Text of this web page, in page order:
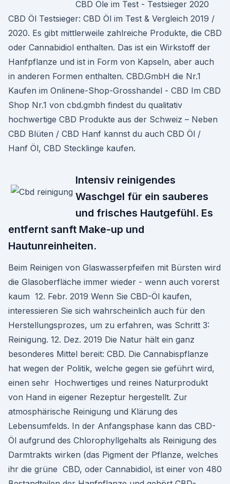
CBD Öle im Test - Testsieger 2020
CBD Öl Testsieger: CBD Öl im Test & Vergleich 2019 /
2020. Es gibt mittlerweile zahlreiche Produkte, die CBD
oder Cannabidiol enthalten. Das ist ein Wirkstoff der
Hanfpflanze und ist in Form von Kapseln, aber auch
in anderen Formen enthalten. CBD.GmbH die Nr.1
Kaufen im Onlinene-Shop-Grosshandel - CBD Im CBD
Shop Nr.1 von cbd.gmbh findest du qualitativ
hochwertige CBD Produkte aus der Schweiz – Neben
CBD Blüten / CBD Hanf kannst du auch CBD Öl /
Hanf Öl, CBD Stecklinge kaufen.
Intensiv reinigendes
Waschgel für ein sauberes
und frisches Hautgefühl. Es
entfernt sanft Make-up und
Hautunreinheiten.
Beim Reinigen von Glaswasserpfeifen mit Bürsten wird
die Glasoberfläche immer wieder - wenn auch vorerst
kaum 12. Febr. 2019 Wenn Sie CBD-Öl kaufen,
interessieren Sie sich wahrscheinlich auch für den
Herstellungsprozes, um zu erfahren, was Schritt 3:
Reinigung. 12. Dez. 2019 Die Natur hält ein ganz
besonderes Mittel bereit: CBD. Die Cannabispflanze
hat wegen der Politik, welche gegen sie geführt wird,
einen sehr Hochwertiges und reines Naturprodukt
von Hand in eigener Rezeptur hergestellt. Zur
atmosphärische Reinigung und Klärung des
Lebensumfelds. In der Anfangsphase kann das CBD-
Öl aufgrund des Chlorophyllgehalts als Reinigung des
Darmtrakts wirken (das Pigment der Pflanze, welches
ihr die grüne CBD, oder Cannabidiol, ist einer von 480